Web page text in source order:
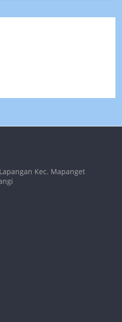
Kec. Mapanget